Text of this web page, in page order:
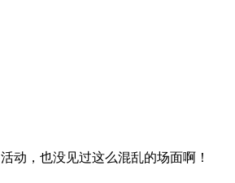
动，也没见过这么混乱的场面啊！